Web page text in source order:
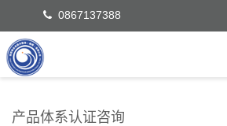
0867137388
产品体系认证咨询